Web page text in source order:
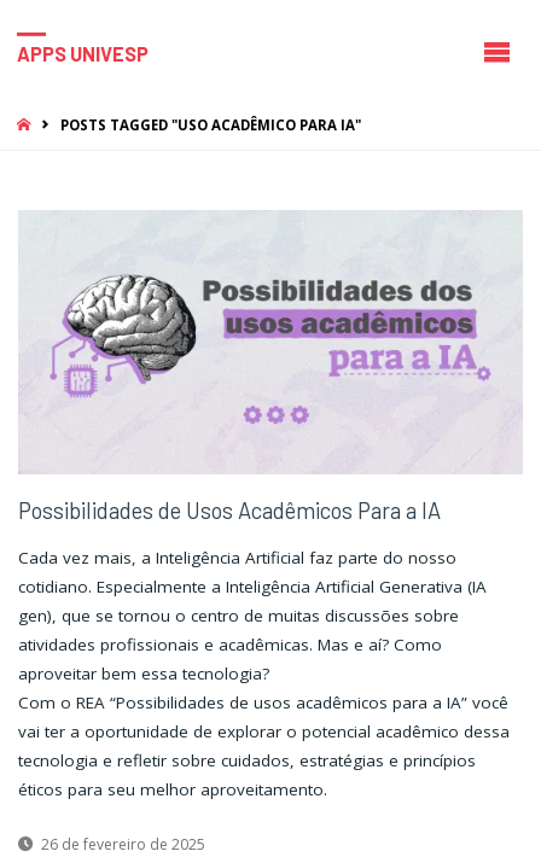
APPS UNIVESP
HOMEPOSTS TAGGED "USO ACADÊMICO PARA IA"
Possibilidades de Usos Acadêmicos Para a IA
Cada vez mais, a Inteligência Artificial faz parte do nosso
cotidiano. Especialmente a Inteligência Artificial Generativa (IA
gen), que se tornou o centro de muitas discussões sobre
atividades profissionais e acadêmicas. Mas e aí? Como
aproveitar bem essa tecnologia?
Com o REA “Possibilidades de usos acadêmicos para a IA” você
vai ter a oportunidade de explorar o potencial acadêmico dessa
tecnologia e refletir sobre cuidados, estratégias e princípios
éticos para seu melhor aproveitamento.
26 de fevereiro de 2025